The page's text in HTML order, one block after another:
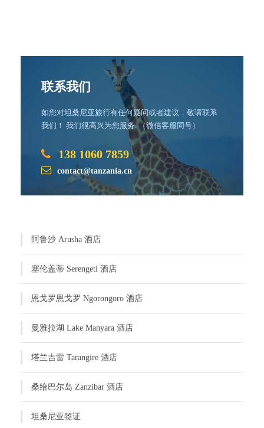
联系我们
如您对坦桑尼亚旅行有任何疑问或者建议，敬请联系
我们！ 我们很高兴为您服务. （微信客服同号）
138 1060 7859
contact@tanzania.cn
阿鲁沙 Arusha 酒店
塞伦盖蒂 Serengeti 酒店
恩戈罗恩戈罗 Ngorongoro 酒店
曼雅拉湖 Lake Manyara 酒店
塔兰吉雷 Tarangire 酒店
桑给巴尔岛 Zanzibar 酒店
坦桑尼亚签证